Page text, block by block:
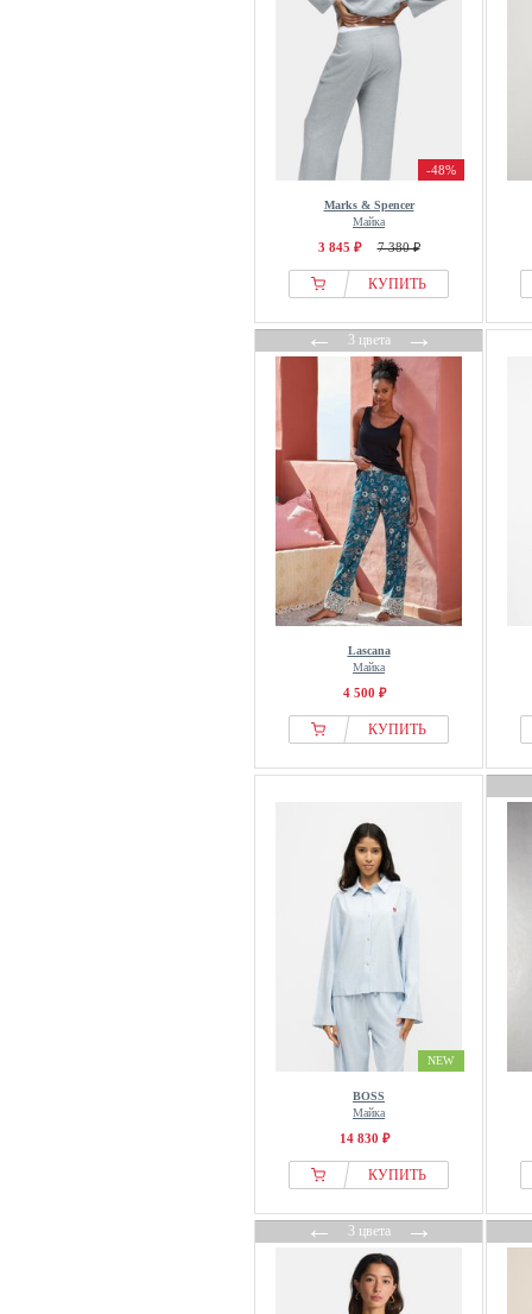
-48%
Marks & Spencer
Майка
3 845 ₽ 7 380 ₽
КУПИТЬ
←3 цвета→
Lascana
Майка
4 500 ₽
КУПИТЬ
NEW
BOSS
Майка
14 830 ₽
КУПИТЬ
←3 цвета→